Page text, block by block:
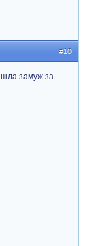
#10
замуж за